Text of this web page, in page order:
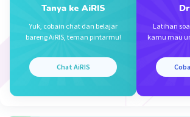
Text 1
Bung Hatta's great sacrifice for
independence
Bung Hatta's career journey while
Text 3
Tanya ke AiRIS
Yuk, cobain chat dan belajar
bareng AiRIS, teman pintarmu!
Chat AiRIS
Latihan
kamu mau